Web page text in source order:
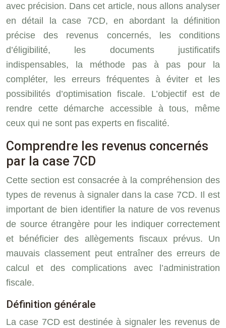
avec précision. Dans cet article, nous allons analyser
en détail la case 7CD, en abordant la définition
précise des revenus concernés, les conditions
d’éligibilité, les documents justificatifs
indispensables, la méthode pas à pas pour la
compléter, les erreurs fréquentes à éviter et les
possibilités d’optimisation fiscale. L’objectif est de
rendre cette démarche accessible à tous, même
ceux qui ne sont pas experts en fiscalité.
Comprendre les revenus concernés
par la case 7CD
Cette section est consacrée à la compréhension des
types de revenus à signaler dans la case 7CD. Il est
important de bien identifier la nature de vos revenus
de source étrangère pour les indiquer correctement
et bénéficier des allègements fiscaux prévus. Un
mauvais classement peut entraîner des erreurs de
calcul et des complications avec l’administration
fiscale.
Définition générale
La case 7CD est destinée à signaler les revenus de